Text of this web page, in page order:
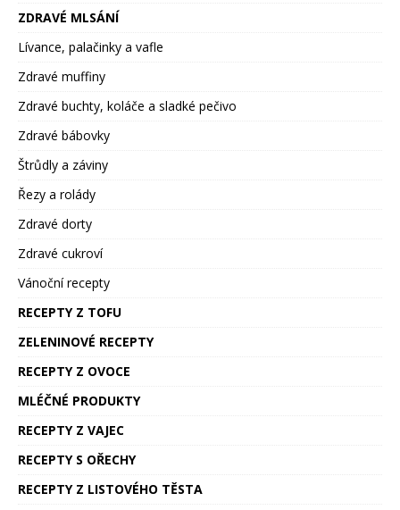
ZDRAVÉ MLSÁNÍ
Lívance, palačinky a vafle
Zdravé muffiny
Zdravé buchty, koláče a sladké pečivo
Zdravé bábovky
Štrůdly a záviny
Řezy a rolády
Zdravé dorty
Zdravé cukroví
Vánoční recepty
RECEPTY Z TOFU
ZELENINOVÉ RECEPTY
RECEPTY Z OVOCE
MLÉČNÉ PRODUKTY
RECEPTY Z VAJEC
RECEPTY S OŘECHY
RECEPTY Z LISTOVÉHO TĚSTA